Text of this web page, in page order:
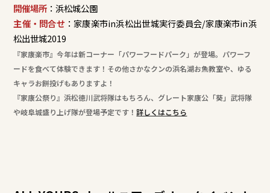
開催場所 ：浜松城公園
主催・問合せ：家康楽市in浜松出世城実行委員会/家康楽市in浜
松出世城2019
『家康楽市』今年は新コーナー「パワーフードパーク」が登場。パワーフ
ードを食べて体験できます！その他さかなクンの浜名湖お魚教室や、ゆる
キャラお餅投げもありますよ！
『家康公祭り』浜松徳川武将隊はもちろん、グレート家康公「葵」武将隊
や岐阜城盛り上げ隊が登場予定です！詳しくはこちら